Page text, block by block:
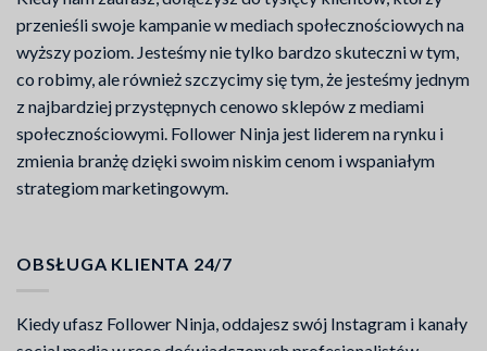
przenieśli swoje kampanie w mediach społecznościowych na
wyższy poziom. Jesteśmy nie tylko bardzo skuteczni w tym,
co robimy, ale również szczycimy się tym, że jesteśmy jednym
z najbardziej przystępnych cenowo sklepów z mediami
społecznościowymi. Follower Ninja jest liderem na rynku i
zmienia branżę dzięki swoim niskim cenom i wspaniałym
strategiom marketingowym.
OBSŁUGA KLIENTA 24/7
Kiedy ufasz Follower Ninja, oddajesz swój Instagram i kanały